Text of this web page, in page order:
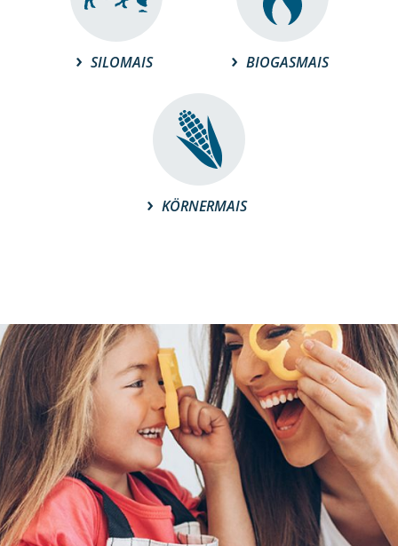
SILOMAIS BIOGASMAIS
KÖRNERMAIS